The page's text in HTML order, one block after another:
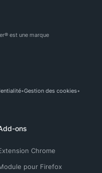
est une marque
Gestion des cookies
ons
Chrome
pour Firefox